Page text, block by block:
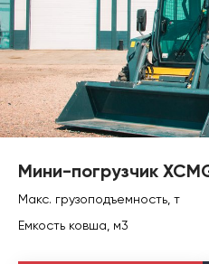
Мини-погрузчик
Макс. грузоподъемность, т
Емкость ковша, м3